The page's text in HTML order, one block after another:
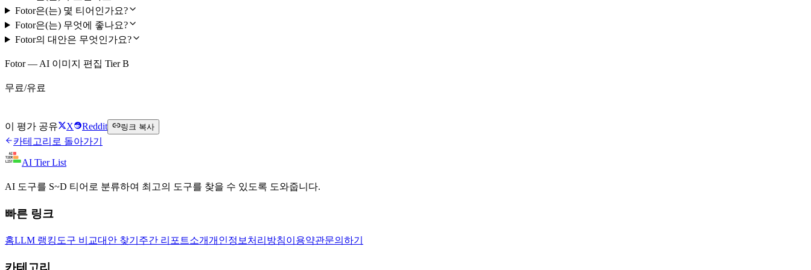
Fotor은(는) 몇 티어인가요?
Fotor은(는) 무엇에 좋나요?
Fotor의 대안은 무엇인가요?
Fotor — AI 이미지 편집 Tier B
무료/유료
이 평가 공유 X Reddit 링크 복사
카테고리로 돌아가기
AI Tier List
AI 도구를 S~D 티어로 분류하여 최고의 도구를 찾을 수 있도록 도와줍니다.
빠른 링크
홈LLM 랭킹 도구 비교대안 찾기 주간 리포트소개개인정보처리방침이용약관문의하기
카테고리